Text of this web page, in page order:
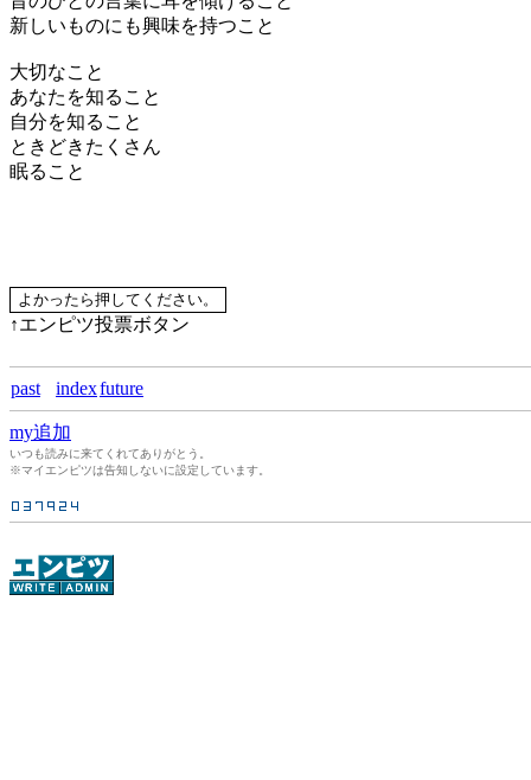
新しいものにも興味を持つこと
大切なこと
あなたを知ること
自分を知ること
ときどきたくさん
眠ること
↑エンピツ投票ボタン
past indexfuture
my追加
いつも読みに来てくれてありがとう。
※マイエンピツは告知しないに設定しています。